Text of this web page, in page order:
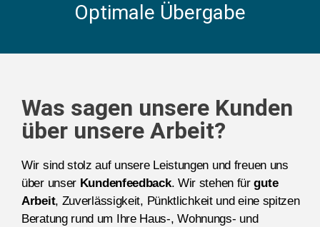
Optimale Übergabe
Was sagen unsere Kunden
über unsere Arbeit?
Wir sind stolz auf unsere Leistungen und freuen uns
über unser Kundenfeedback. Wir stehen fürgute
Arbeit, Zuverlässigkeit, Pünktlichkeit und eine spitzen
Beratung rund um Ihre Haus-, Wohnungs- und